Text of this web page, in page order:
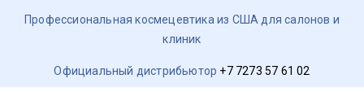
Профессиональная космецевтика из США для салонов и
клиник
Официальный дистрибьютор +7 7273 57 61 02